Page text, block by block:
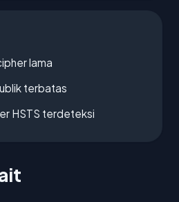
lama
terbatas
HSTS terdeteksi